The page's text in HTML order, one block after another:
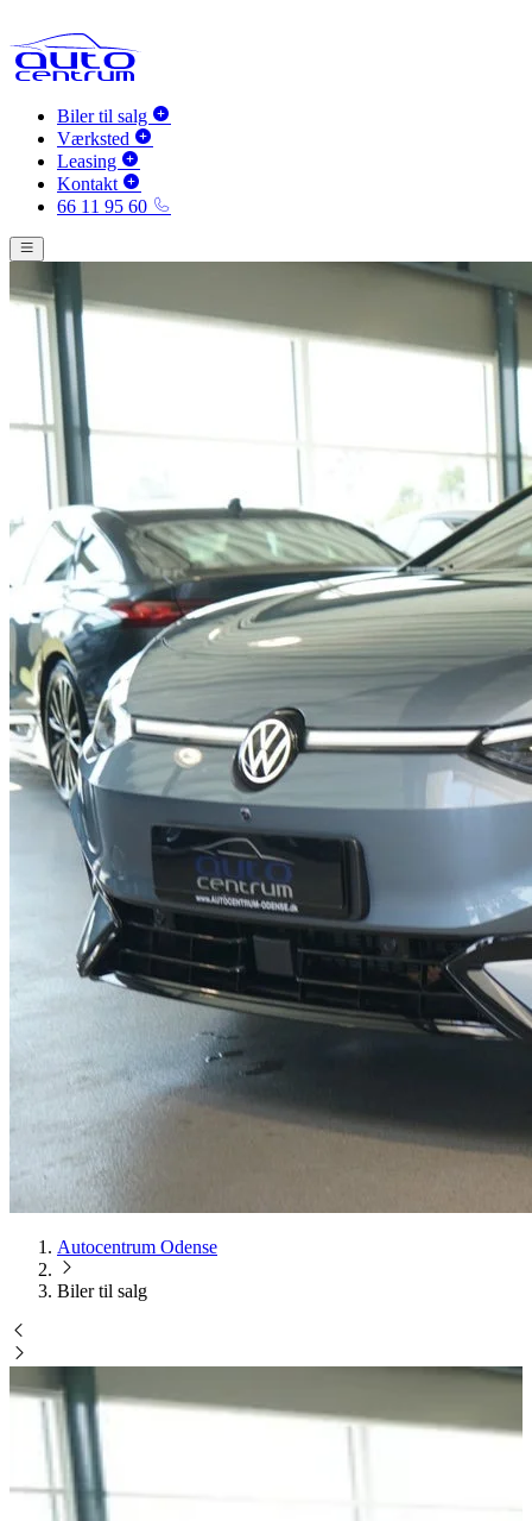
Biler til salg
Værksted
Leasing
Kontakt
66 11 95 60
Autocentrum Odense
Biler til salg